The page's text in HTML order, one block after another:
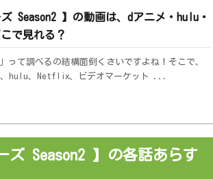
Season2 】の動画は、dアニメ・hulu・
で見れる？
って調べるの結構面倒くさいですよね！そこで、
メ、hulu、Netflix、ビデオマーケット ...
ズ Season2 】の各話あらす